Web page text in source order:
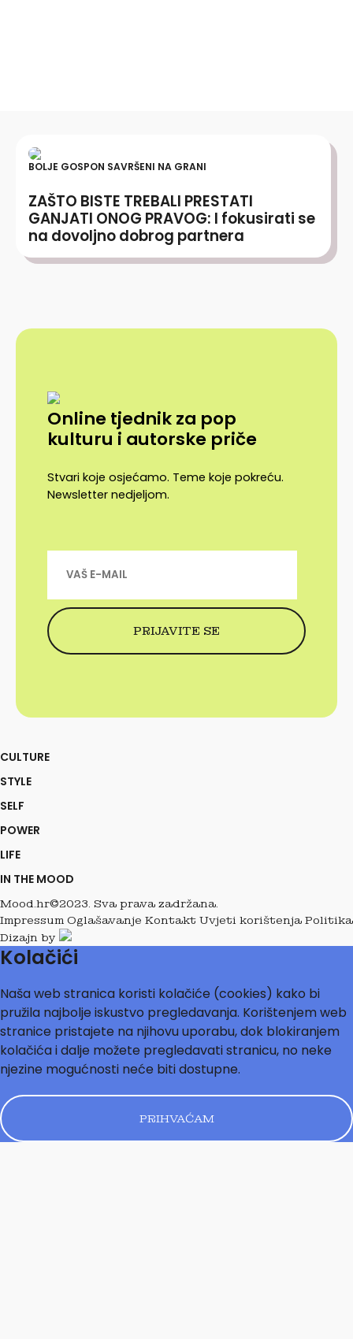
BOLJE GOSPON SAVRŠENI NA GRANI
ZAŠTO BISTE TREBALI PRESTATI
GANJATI ONOG PRAVOG: I fokusirati se
na dovoljno dobrog partnera
Online tjednik za pop
kulturu i autorske priče
Stvari koje osjećamo. Teme koje pokreću.
Newsletter nedjeljom.
CULTURE
STYLE
SELF
POWER
LIFE
IN THE MOOD
Mood.hr©2023. Sva prava zadržana.
Impressum Oglašavanje Kontakt Uvjeti korištenja
Dizajn by
Kolačići
Naša web stranica koristi kolačiće (cookies) kako bi
pružila najbolje iskustvo pregledavanja. Korištenjem web
stranice pristajete na njihovu uporabu, dok blokiranjem
kolačića i dalje možete pregledavati stranicu, no neke
njezine mogućnosti neće biti dostupne.
PRIHVAĆAM